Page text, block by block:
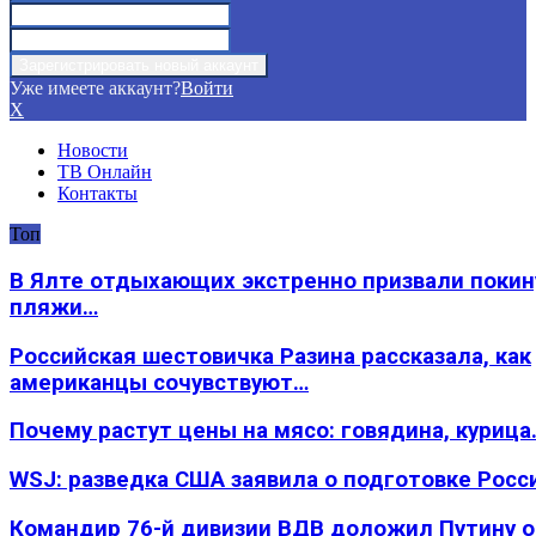
Уже имеете аккаунт?Войти
X
Новости
ТВ Онлайн
Контакты
Топ
В Ялте отдыхающих экстренно призвали
пляжи…
Российская шестовичка Разина рассказала, как
американцы сочувствуют…
Почему растут цены на мясо: говядина,
WSJ: разведка США заявила о подготовке
Командир 76-й дивизии ВДВ доложил Путину